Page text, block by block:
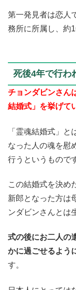
第一発見者は恋人
務所に所属し、約
死後4年で行わ
チョンダビンさん
結婚式」を挙げて
「霊魂結婚式」と
なった人の魂を慰
行うというもので
この結婚式を決め
新郎となった方は
ンダビンさんとは
式の後にお二人の
かに過ごせるよう
す。